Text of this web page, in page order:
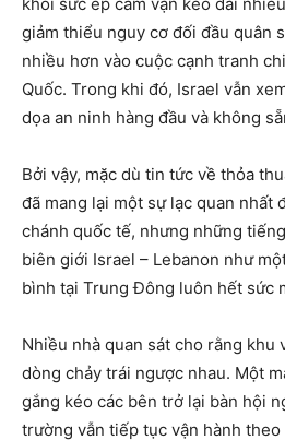
giảm thiểu nguy cơ đối đầu quân
nhiều hơn vào cuộc cạnh tranh
Quốc. Trong khi đó, Israel vẫn
dọa an ninh hàng đầu và không
Bởi vậy, mặc dù tin tức về thỏa
đã mang lại một sự lạc quan nhất
chánh quốc tế, nhưng những
biên giới Israel – Lebanon như
bình tại Trung Đông luôn hết sức
Nhiều nhà quan sát cho rằng khu
dòng chảy trái ngược nhau. Một
gắng kéo các bên trở lại bàn hội
trường vẫn tiếp tục vận hành